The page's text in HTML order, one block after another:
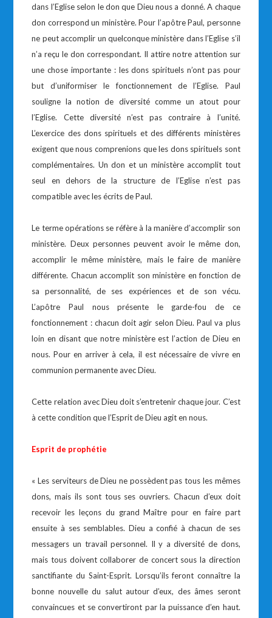
dans l’Eglise selon le don que Dieu nous a donné. A chaque
don correspond un ministère. Pour l’apôtre Paul, personne
ne peut accomplir un quelconque ministère dans l’Eglise s’il
n’a reçu le don correspondant. Il attire notre attention sur
une chose importante : les dons spirituels n’ont pas pour
but d’uniformiser le fonctionnement de l’Eglise. Paul
souligne la notion de diversité comme un atout pour
l’Eglise. Cette diversité n’est pas contraire à l’unité.
L’exercice des dons spirituels et des différents ministères
exigent que nous comprenions que les dons spirituels sont
complémentaires. Un don et un ministère accomplit tout
seul en dehors de la structure de l’Eglise n’est pas
compatible avec les écrits de Paul.
Le terme opérations se réfère à la manière d’accomplir son
ministère. Deux personnes peuvent avoir le même don,
accomplir le même ministère, mais le faire de manière
différente. Chacun accomplit son ministère en fonction de
sa personnalité, de ses expériences et de son vécu.
L’apôtre Paul nous présente le garde-fou de ce
fonctionnement : chacun doit agir selon Dieu. Paul va plus
loin en disant que notre ministère est l’action de Dieu en
nous. Pour en arriver à cela, il est nécessaire de vivre en
communion permanente avec Dieu.
Cette relation avec Dieu doit s’entretenir chaque jour. C’est
à cette condition que l’Esprit de Dieu agit en nous.
Esprit de prophétie
« Les serviteurs de Dieu ne possèdent pas tous les mêmes
dons, mais ils sont tous ses ouvriers. Chacun d’eux doit
recevoir les leçons du grand Maître pour en faire part
ensuite à ses semblables. Dieu a confié à chacun de ses
messagers un travail personnel. Il y a diversité de dons,
mais tous doivent collaborer de concert sous la direction
sanctifiante du Saint-Esprit. Lorsqu’ils feront connaître la
bonne nouvelle du salut autour d’eux, des âmes seront
convaincues et se convertiront par la puissance d’en haut.